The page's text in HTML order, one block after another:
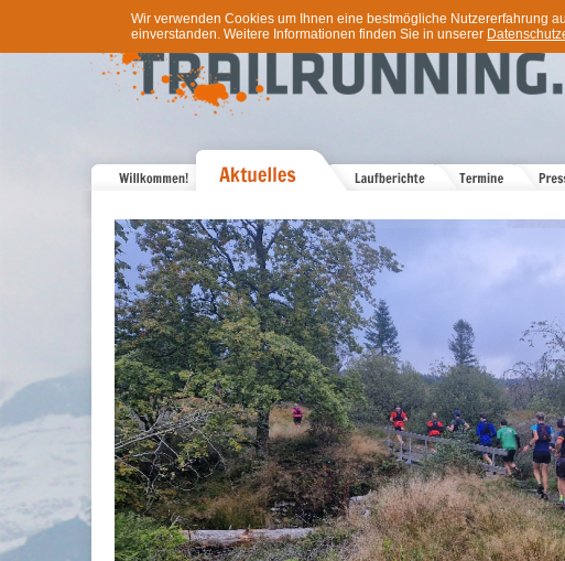
Wir verwenden Cookies um Ihnen eine bestmögliche Nutzererfahrung
einverstanden. Weitere Informationen finden Sie in unserer